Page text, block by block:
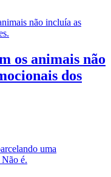
os animais não
dos